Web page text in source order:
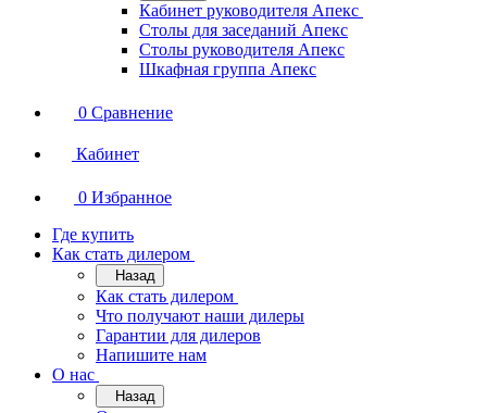
Кабинет руководителя Апекс
Столы для заседаний Апекс
Столы руководителя Апекс
Шкафная группа Апекс
0 Сравнение
Кабинет
0 Избранное
Где купить
Как стать дилером
Назад
Как стать дилером
Что получают наши дилеры
Гарантии для дилеров
Напишите нам
О нас
Назад